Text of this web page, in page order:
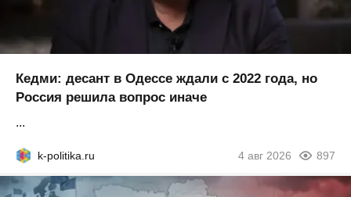
Кедми: десант в Одессе ждали с 2022 года, но
Россия решила вопрос иначе
...
k-politika.ru 4 авг 2026 897